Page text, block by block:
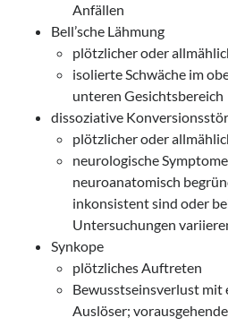
Anfällen
Bell’sche Lähmung
plötzlicher oder
isolierte Schwäche im
unteren Gesichtsbereich
dissoziative
plötzlicher oder
neurologische
neuroanatomisch
inkonsistent sind oder
Untersuchungen
Synkope
plötzliches Auftreten
Bewusstseinsverlust mit
Auslöser;